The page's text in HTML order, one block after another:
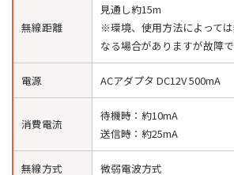
無線距離
見通し約15m
※環境、使用方法によって
なる場合がありますが故障で
電源 ACアダプタ DC12V 500mA
消費電流
待機時：約10mA
送信時：約25mA
無線方式 微弱電波方式